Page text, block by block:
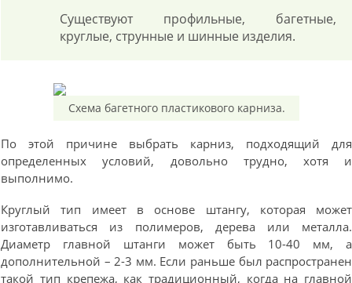
Существуют профильные, багетные,
круглые, струнные и шинные изделия.
Схема багетного пластикового карниза.
По этой причине выбрать карниз, подходящий для
определенных условий, довольно трудно, хотя и
выполнимо.
Круглый тип имеет в основе штангу, которая может
изготавливаться из полимеров, дерева или металла.
Диаметр главной штанги может быть 10-40 мм, а
дополнительной – 2-3 мм. Если раньше был распространен
такой тип крепежа, как традиционный, когда на главной